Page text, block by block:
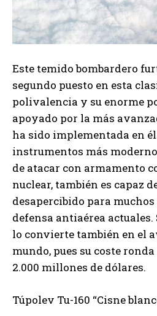
Este temido bombardero
segundo puesto en esta
polivalencia y su enorme
apoyado por la más
ha sido implementada en
instrumentos más
de atacar con armamento
nuclear, también es capaz
desapercibido para
defensa antiaérea
lo convierte también en el
mundo, pues su coste
2.000 millones de dólares.
Túpolev Tu-160 “Cisne